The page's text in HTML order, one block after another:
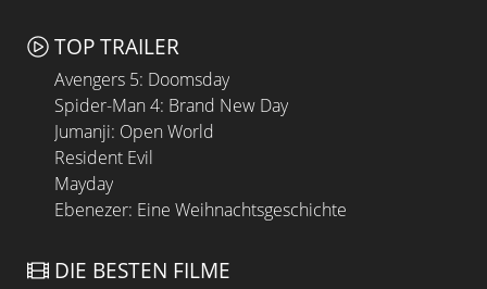
TOP TRAILER
Avengers 5: Doomsday
Spider-Man 4: Brand New Day
Jumanji: Open World
Resident Evil
Mayday
Ebenezer: Eine Weihnachtsgeschichte
DIE BESTEN FILME